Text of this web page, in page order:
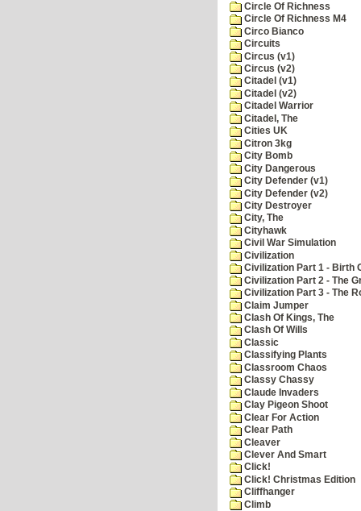
Circle Of Richness
Circle Of Richness M4
Circo Bianco
Circuits
Circus (v1)
Circus (v2)
Citadel (v1)
Citadel (v2)
Citadel Warrior
Citadel, The
Cities UK
Citron 3kg
City Bomb
City Dangerous
City Defender (v1)
City Defender (v2)
City Destroyer
City, The
Cityhawk
Civil War Simulation
Civilization
Civilization Part 1 - Birth
Civilization Part 2 - The
Civilization Part 3 - The
Claim Jumper
Clash Of Kings, The
Clash Of Wills
Classic
Classifying Plants
Classroom Chaos
Classy Chassy
Claude Invaders
Clay Pigeon Shoot
Clear For Action
Clear Path
Cleaver
Clever And Smart
Click!
Click! Christmas Edition
Cliffhanger
Climb